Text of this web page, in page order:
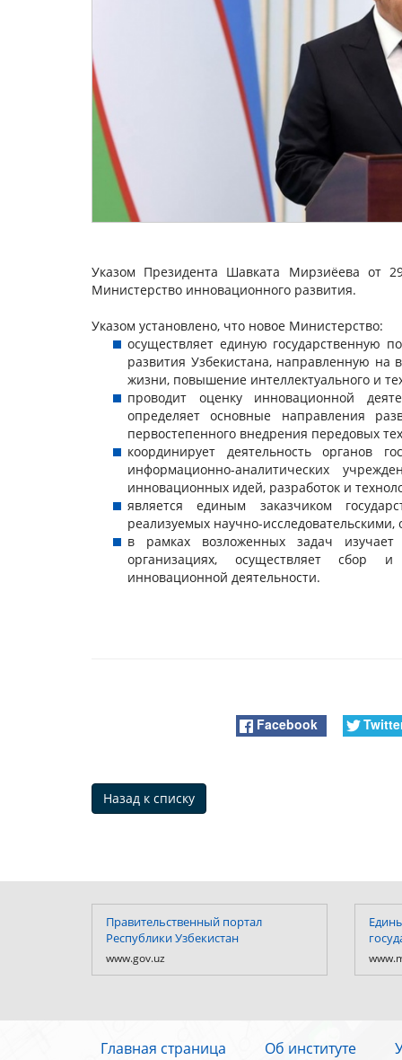
Указом Президента Шавката Мирзиёева от
Министерство инновационного развития.
Указом установлено, что новое Министерство:
осуществляет единую государственную
развития Узбекистана, направленную на
жизни, повышение интеллектуального и
проводит оценку инновационной
определяет основные направления
первостепенного внедрения передовых
координирует деятельность органов
информационно-аналитических
инновационных идей, разработок и
является единым заказчиком
реализуемых научно-
в рамках возложенных задач
организациях, осуществляет сбор
инновационной деятельности.
Facebook
Назад к списку
Правительственный портал
Республики Узбекистан
www.gov.uz
Главная страница Об институте